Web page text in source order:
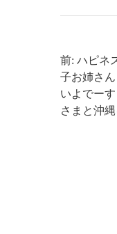
前: ハピネ
子お姉さ
いよでー
さまと沖